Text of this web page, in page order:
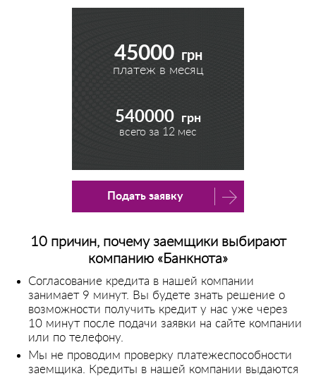
45000 грн
платеж в месяц
540000 грн
всего за 12 мес
Подать заявку
10 причин, почему заемщики выбирают
компанию «Банкнота»
Согласование кредита в нашей компании
занимает 9 минут. Вы будете знать решение о
возможности получить кредит у нас уже через
10 минут после подачи заявки на сайте компании
или по телефону.
Мы не проводим проверку платежеспособности
заемщика. Кредиты в нашей компании выдаются